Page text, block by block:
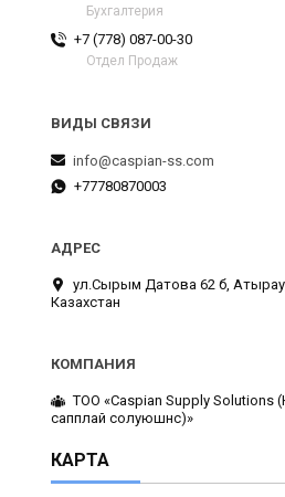
Бухгалтерия
+7 (778) 087-00-30
Отдел Продаж
info@caspian-ss.com
+77780870003
ул.Сырым Датова 62 б, Атырау,
Казахстан
ТОО «Caspian Supply Solutions
сапплай солуюшнс)»
КАРТА